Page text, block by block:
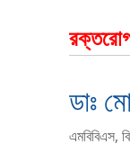
রক্তরোগ
ডাঃ
এমবিবিএস,